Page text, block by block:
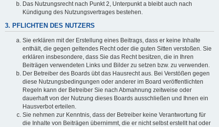
Das Nutzungsrecht nach Punkt 2, Unterpunkt a bleibt auch nach
Kündigung des Nutzungsvertrages bestehen.
3. PFLICHTEN DES NUTZERS
Sie erklären mit der Erstellung eines Beitrags, dass er keine Inhalte
enthält, die gegen geltendes Recht oder die guten Sitten verstoßen. Sie
erklären insbesondere, dass Sie das Recht besitzen, die in Ihren
Beiträgen verwendeten Links und Bilder zu setzen bzw. zu verwenden.
Der Betreiber des Boards übt das Hausrecht aus. Bei Verstößen gegen
diese Nutzungsbedingungen oder anderer im Board veröffentlichten
Regeln kann der Betreiber Sie nach Abmahnung zeitweise oder
dauerhaft von der Nutzung dieses Boards ausschließen und Ihnen ein
Hausverbot erteilen.
Sie nehmen zur Kenntnis, dass der Betreiber keine Verantwortung für
die Inhalte von Beiträgen übernimmt, die er nicht selbst erstellt hat oder